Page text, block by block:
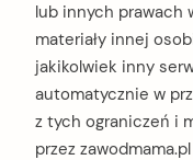
lub innych prawach
materiały innej
jakikolwiek inny
automatycznie w
z tych ograniczeń i
przez